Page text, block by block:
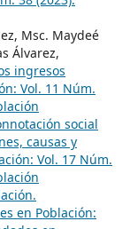
Msc. Maydeé
Álvarez,
ingresos
Vol. 11 Núm.
social
causas y
Vol. 17 Núm.
en Población: